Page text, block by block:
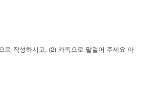
로 작성하시고, (2) 카톡으로 말걸어 주세요 아